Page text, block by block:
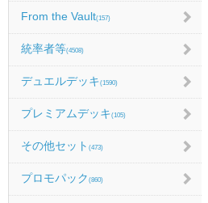
From the Vault(157)
統率者等(4508)
デュエルデッキ(1590)
プレミアムデッキ(105)
その他セット (473)
プロモパック (860)